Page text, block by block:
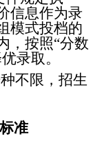
信息作为录
模式投档的
，按照“分数
录取。
不限，招生
准